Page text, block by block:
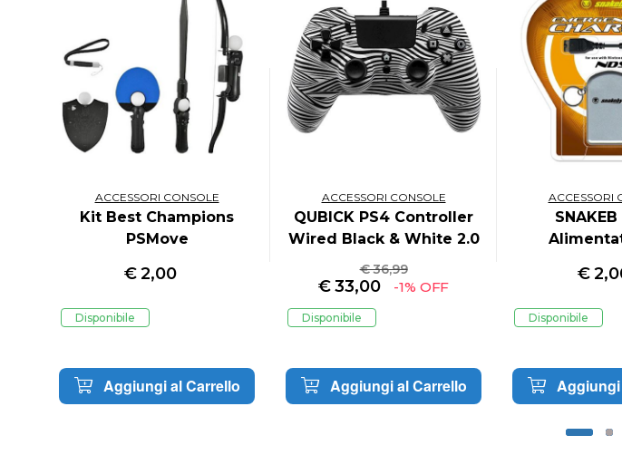
ACCESSORI CONSOLE
Kit Best Champions
PSMove
€2,00
Disponibile
Aggiungi al Carrello
ACCESSORI CONSOLE
QUBICK PS4 Controller
Wired Black & White 2.0
€ 36,99
€33,00 -1% OFF
Disponibile
Aggiungi al Carrello
ACCESSORI
€
Disponibile